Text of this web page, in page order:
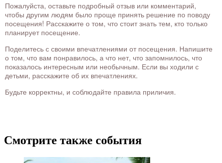
Пожалуйста, оставьте подробный отзыв или комментарий,
чтобы другим людям было проще принять решение по поводу
посещения! Расскажите о том, что стоит знать тем, кто только
планирует посещение.
Поделитесь с своими впечатлениями от посещения. Напишите
о том, что вам понравилось, а что нет, что запомнилось, что
показалось интересным или необычным. Если вы ходили с
детьми, расскажите об их впечатлениях.
Будьте корректны, и соблюдайте правила приличия.
Смотрите также события